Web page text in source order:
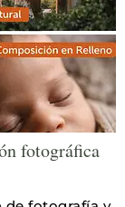
fotográfica